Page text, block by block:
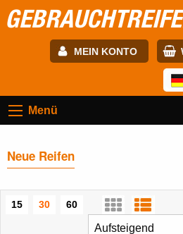
MEIN KONTO
Passwort:
Menü
Neue Reifen
15 30
60